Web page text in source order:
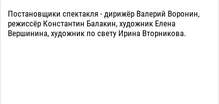
Постановщики спектакля - дирижёр Валерий Воронин,
режиссёр Константин Балакин, художник Елена
Вершинина, художник по свету Ирина Вторникова.